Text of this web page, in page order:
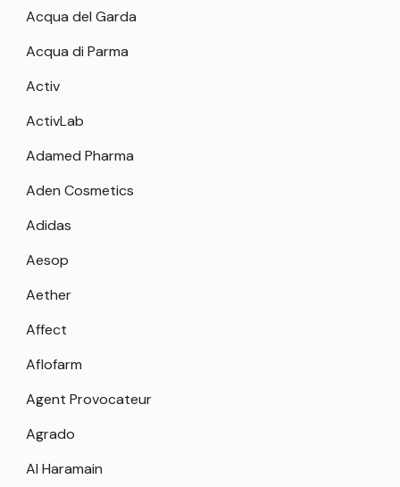
Acqua del Garda
Acqua di Parma
Activ
ActivLab
Adamed Pharma
Aden Cosmetics
Adidas
Aesop
Aether
Affect
Aflofarm
Agent Provocateur
Agrado
Al Haramain